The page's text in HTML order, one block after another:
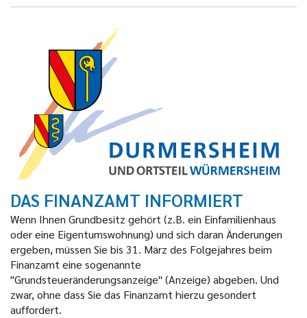
DAS FINANZAMT INFORMIERT
Wenn Ihnen Grundbesitz gehört (z.B. ein Einfamilienhaus
oder eine Eigentumswohnung) und sich daran Änderungen
ergeben, müssen Sie bis 31. März des Folgejahres beim
Finanzamt eine sogenannte
"Grundsteueränderungsanzeige" (Anzeige) abgeben. Und
zwar, ohne dass Sie das Finanzamt hierzu gesondert
auffordert.